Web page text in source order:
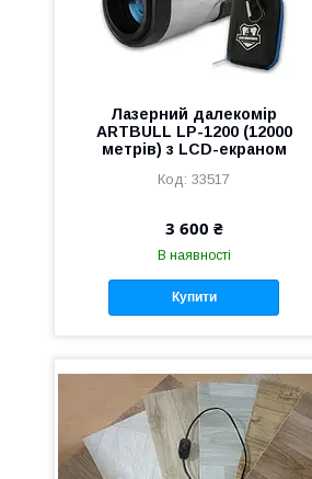
Лазерний далекомір
ARTBULL LP-1200 (12000
метрів) з LCD-екраном
33517
3 600 ₴
В наявності
Купити